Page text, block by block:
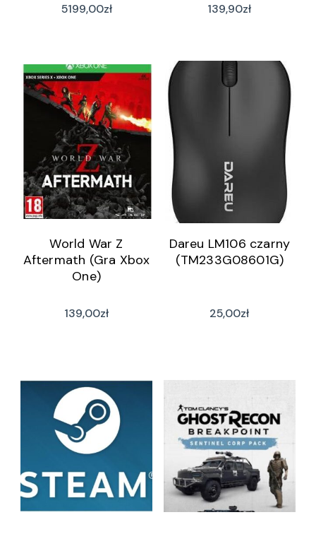
5199,00zł 139,90zł
World War Z
Aftermath (Gra Xbox
One)
139,00zł
Dareu LM106 czarny
(TM233G08601G)
25,00zł